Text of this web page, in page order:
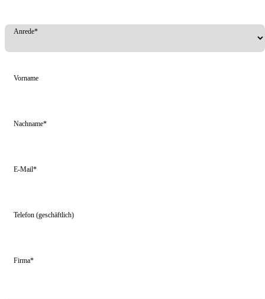
Anrede*
Vorname
Nachname*
E-Mail*
Telefon (geschäftlich)
Firma*